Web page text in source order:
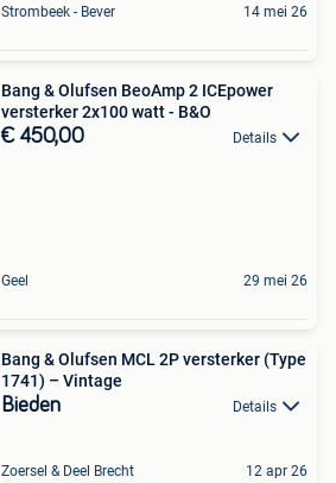
Strombeek - Bever 14 mei 26
Bang & Olufsen BeoAmp 2 ICEpower
versterker 2x100 watt - B&O
€ 450,00 Details
Geel 29 mei 26
Bang & Olufsen MCL 2P versterker (Type
1741) – Vintage
Bieden Details
Zoersel & Deel Brecht 12 apr 26